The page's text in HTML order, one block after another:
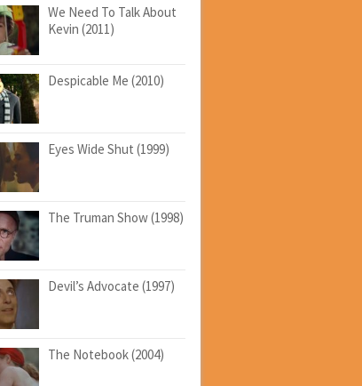
We Need To Talk About
Kevin (2011)
Despicable Me (2010)
Eyes Wide Shut (1999)
The Truman Show (1998)
Devil’s Advocate (1997)
The Notebook (2004)